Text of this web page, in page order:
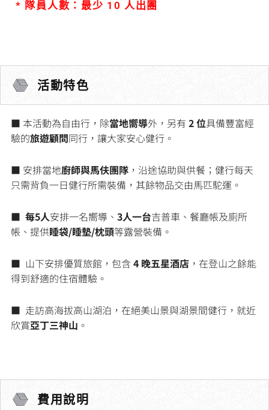
* 隊員人數：最少 10 人出團
活動特色
■ 本活動為自由行，除當地嚮導外，另有 2 位具備豐富經
驗的旅遊顧問同行，讓大家安心健行。
■ 安排當地廚師與馬伕團隊 ，沿途協助與供餐；健行每天
只需背負一日健行所需裝備，其餘物品交由馬匹駝運。
■ 每5人安排一名嚮導、 3人一台吉普車、餐廳帳及廁所
帳、提供睡袋/睡墊/枕頭等露營裝備。
■ 山下安排優質旅館，包含 4 晚五星酒店 ，在登山之餘能
得到舒適的住宿體驗。
■ 走訪高海拔高山湖泊，在絕美山景與湖景間健行，就近
欣賞亞丁三神山 。
費用說明